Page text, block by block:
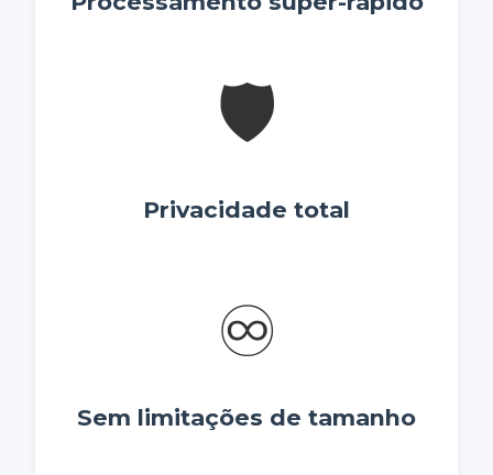
🛡️
Privacidade total
♾️
Sem limitações de tamanho